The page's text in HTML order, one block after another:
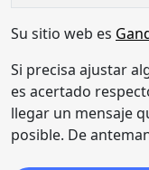
Su sitio web es
Si precisa ajustar
es acertado
llegar un mensaje
posible. De